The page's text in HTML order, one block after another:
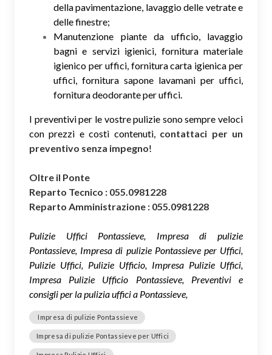
della pavimentazione, lavaggio delle vetrate e
delle finestre;
Manutenzione piante da ufficio, lavaggio
bagni e servizi igienici, fornitura materiale
igienico per uffici, fornitura carta igienica per
uffici, fornitura sapone lavamani per uffici,
fornitura deodorante per uffici.
I preventivi per le vostre pulizie sono sempre veloci
con prezzi e costi contenuti, contattaci per un
preventivo senza impegno!
Oltre il Ponte
Reparto Tecnico : 055.0981228
Reparto Amministrazione : 055.0981228
Pulizie Uffici Pontassieve, Impresa di pulizie
Pontassieve, Impresa di pulizie Pontassieve per Uffici,
Pulizie Uffici, Pulizie Ufficio, Impresa Pulizie Uffici,
Impresa Pulizie Ufficio Pontassieve, Preventivi e
consigli per la pulizia uffici a Pontassieve,
Impresa di pulizie Pontassieve
Impresa di pulizie Pontassieve per Uffici